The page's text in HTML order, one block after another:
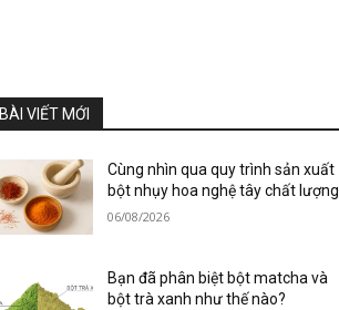
BÀI VIẾT MỚI
Cùng nhìn qua quy trình sản xuất
bột nhụy hoa nghệ tây chất lượng
06/08/2026
Bạn đã phân biệt bột matcha và
bột trà xanh như thế nào?